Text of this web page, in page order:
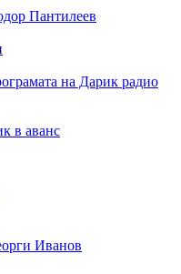
Пантилеев
на Дарик радио
в аванс
Иванов